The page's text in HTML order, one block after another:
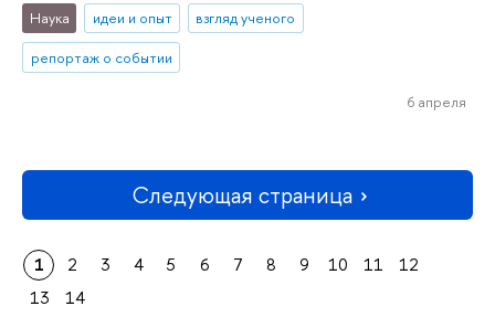
Наука идеи и опыт
взгляд ученого
репортаж о событии
6 апреля
Следующая страница
1 2 3 4 5 6 7 8 9 10 11
12
13
14